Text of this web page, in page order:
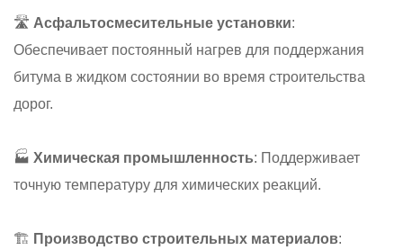
🛣 Асфальтосмесительные установки:
Обеспечивает постоянный нагрев для поддержания
битума в жидком состоянии во время строительства
дорог.
🏭 Химическая промышленность: Поддерживает
точную температуру для химических реакций.
🏗 Производство строительных материалов: